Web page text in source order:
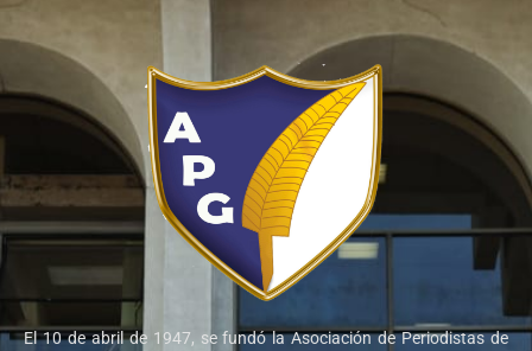
El 10 de abril de 1947, se fundó la Asociación de Periodistas de